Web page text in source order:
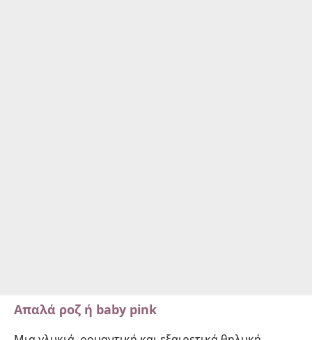
Aπαλά ροζ ή baby pink